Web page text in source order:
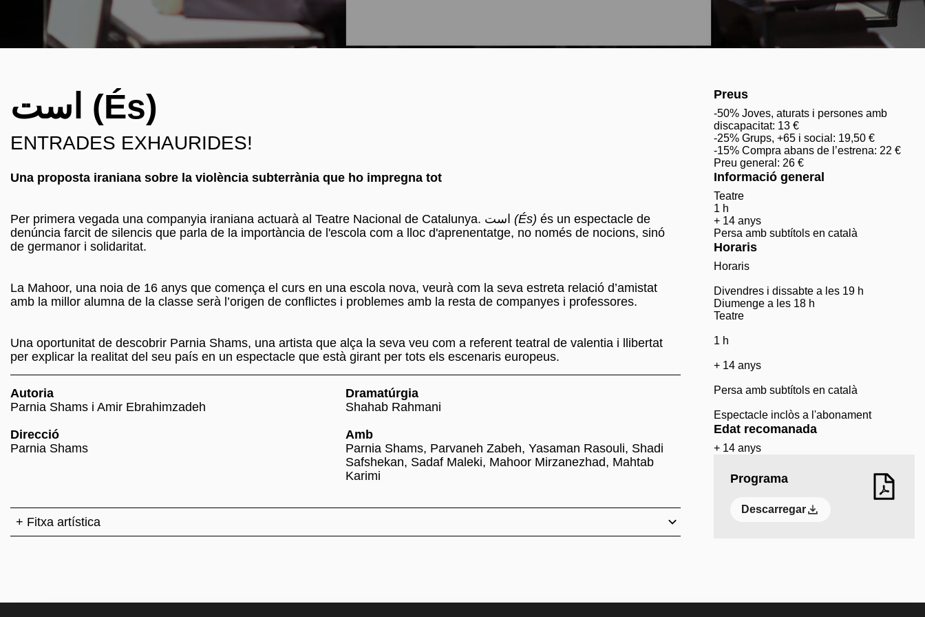
است (És)
ENTRADES EXHAURIDES!
Una proposta iraniana sobre la violència subterrània que ho impregna tot
(És) és un espectacle de
denúncia farcit de silencis que parla de la importància de l'escola com a lloc d'aprenentatge, no només de nocions, sinó
de germanor i solidaritat.
La Mahoor, una noia de 16 anys que comença el curs en una escola nova, veurà com la seva estreta relació d’amistat
amb la millor alumna de la classe serà l’origen de conflictes i problemes amb la resta de companyes i professores.
Una oportunitat de descobrir Parnia Shams, una artista que alça la seva veu com a referent teatral de valentia i llibertat
per explicar la realitat del seu país en un espectacle que està girant per tots els escenaris europeus.
Autoria
Parnia Shams i Amir Ebrahimzadeh
Direcció
Parnia Shams
Dramatúrgia
Shahab Rahmani
Amb
Parnia Shams, Parvaneh Zabeh, Yasaman Rasouli, Shadi
Safshekan, Sadaf Maleki, Mahoor Mirzanezhad, Mahtab
Karimi
+ Fitxa artística
Preus
-50% Joves, aturats i persones amb
discapacitat: 13 €
-25% Grups, +65 i social: 19,50 €
-15% Compra abans de l’estrena: 22 €
Preu general: 26 €
Informació general
Teatre
1 h
+ 14 anys
Persa amb subtítols en català
Horaris
Horaris
Divendres i dissabte a les 19 h
Diumenge a les 18 h
Teatre
1 h
+ 14 anys
Persa amb subtítols en català
Espectacle inclòs a l'abonament
Edat recomanada
+ 14 anys
Programa
Descarregar